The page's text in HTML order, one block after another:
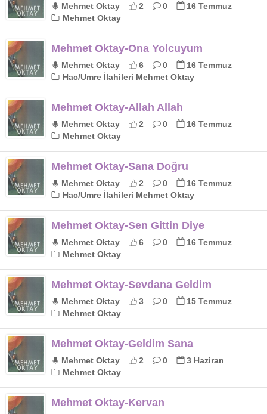
Mehmet Oktay 2 0
16 Temmuz
Mehmet Oktay
Mehmet Oktay-Ona Yolcuyum
Mehmet Oktay 6 0
16 Temmuz
Hac/Umre İlahileri Mehmet Oktay
Mehmet Oktay-Allah Allah
Mehmet Oktay 2 0
16 Temmuz
Mehmet Oktay
Mehmet Oktay-Sana Doğru
Mehmet Oktay 2 0
16 Temmuz
Hac/Umre İlahileri Mehmet Oktay
Mehmet Oktay-Sen Gittin Diye
Mehmet Oktay 6 0
16 Temmuz
Mehmet Oktay
Mehmet Oktay-Sevdana Geldim
Mehmet Oktay 3 0
15 Temmuz
Mehmet Oktay
Mehmet Oktay-Geldim Sana
Mehmet Oktay 2 0
3 Haziran
Mehmet Oktay
Mehmet Oktay-Kervan